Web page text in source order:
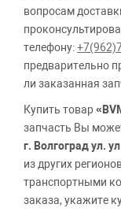
вопросам
телефону:
предварительно
ли заказанная
Купить товар
запчасть Вы
г. Волгоград ул.
из других
транспортными
заказа, укажите